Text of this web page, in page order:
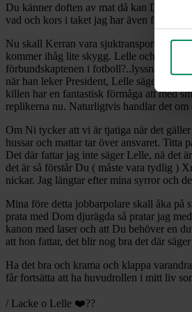
Du känner doften av mat då kan Du
vad och kors i taket jag har även fått
Nu skall Kerran vara sjuktransport för
kommer ihåg lite skygg. Lelle och jag
förbundskaptenen i fotboll?..lyssna
när han leker President, Lelle säger att
killen har en fantastisk förmåga att med
replikerna nu. Naturligtvis handlar det
Om Ni tycker att vi är tjatiga när det
hussar och mattar tar över ansvaret.
Det där fattar jag inte säger Lelle, nä det
det är så förstår Du ( måste vara tydlig )
nickar. Jag längtar efter mina syrror och
Mina före detta jobbarpolare skall åka på
prata med Dom djurägda så pratar jag
kanon med laser och att Du behöver en
att hon fattar, det blir nog bra det där
Ha det bra och krama och klappa
får fortsätta att ha huvudrollen i mitt liv
/ Lacke o Lelle ❤️??